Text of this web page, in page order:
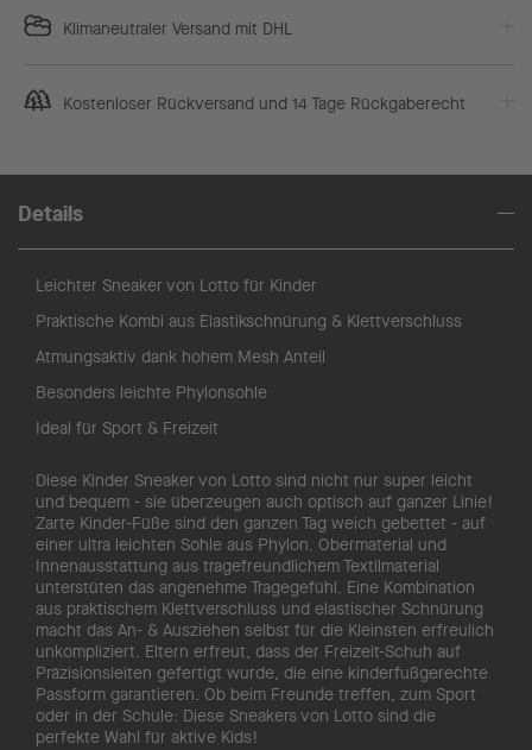
Klimaneutraler Versand mit DHL
Kostenloser Rückversand und 14 Tage Rückgaberecht
Details
Leichter Sneaker von Lotto für Kinder
Praktische Kombi aus Elastikschnürung & Klettverschluss
Atmungsaktiv dank hohem Mesh Anteil
Besonders leichte Phylonsohle
Ideal für Sport & Freizeit
Diese Kinder Sneaker von Lotto sind nicht nur super leicht
und bequem - sie überzeugen auch optisch auf ganzer Linie!
Zarte Kinder-Füße sind den ganzen Tag weich gebettet - auf
einer ultra leichten Sohle aus Phylon. Obermaterial und
Innenausstattung aus tragefreundlichem Textilmaterial
unterstüten das angenehme Tragegefühl. Eine Kombination
aus praktischem Klettverschluss und elastischer Schnürung
macht das An- & Ausziehen selbst für die Kleinsten erfreulich
unkompliziert. Eltern erfreut, dass der Freizeit-Schuh auf
Präzisionsleiten gefertigt wurde, die eine kinderfußgerechte
Passform garantieren. Ob beim Freunde treffen, zum Sport
oder in der Schule: Diese Sneakers von Lotto sind die
perfekte Wahl für aktive Kids!